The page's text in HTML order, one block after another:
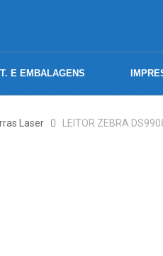
E EMBALAGENS
Laser LEITOR ZEBRA